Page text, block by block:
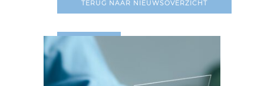
TERUG NAAR NIEUWSOVERZICHT
LEES MEER